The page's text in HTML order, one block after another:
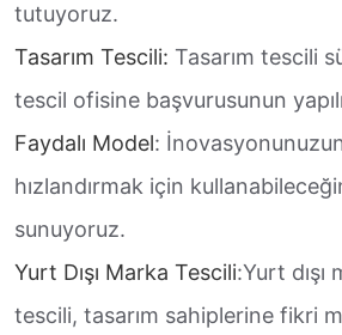
tutuyoruz.
Tasarım Tescili: Tasarım tescili
tescil ofisine başvurusunun
Faydalı Model:
hızlandırmak için
sunuyoruz.
Yurt Dışı Marka Tescili:Yurt dışı
tescili, tasarım sahiplerine fikri